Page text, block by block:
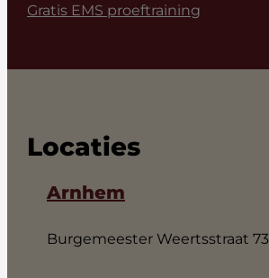
Gratis EMS proeftraining
Locaties
Arnhem
Burgemeester Weertsstraat 73